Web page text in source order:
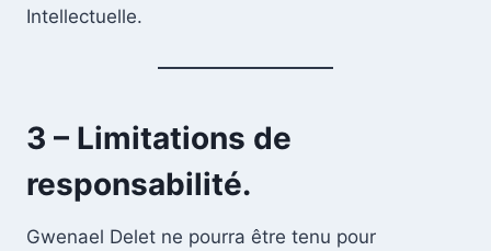
Intellectuelle.
3 – Limitations de
responsabilité.
Gwenael Delet ne pourra être tenu pour